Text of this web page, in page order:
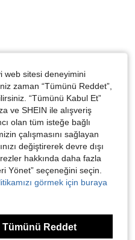
web sitesi deneyimini
zaman “Tümünü Reddet”,
“Tümünü Kabul Et”
ve SHEIN ile alışveriş
olan tüm isteğe bağlı
çalışmasını sağlayan
değiştirerek devre dışı
hakkında daha fazla
Yönet” seçeneğini seçin.
görmek için buraya
Tümünü Reddet